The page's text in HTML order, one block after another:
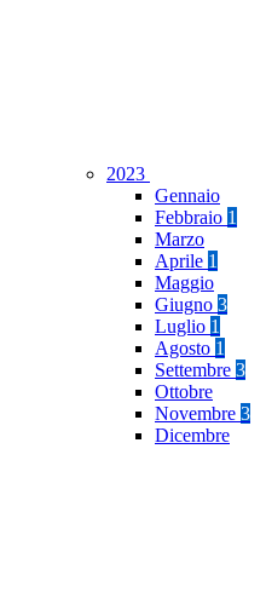
2023
Gennaio
Febbraio 1
Marzo
Aprile 1
Maggio
Giugno 3
Luglio 1
Agosto 1
Settembre 3
Ottobre
Novembre 3
Dicembre